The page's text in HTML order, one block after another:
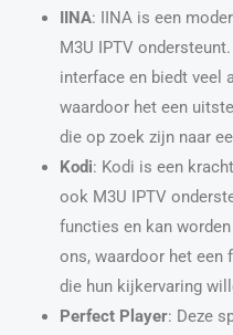
IINA: IINA is een
M3U IPTV
interface en biedt veel
waardoor het een
die op zoek zijn naar
Kodi: Kodi is een
ook M3U IPTV
functies en kan
ons, waardoor het een
die hun kijkervaring
Perfect Player: Deze